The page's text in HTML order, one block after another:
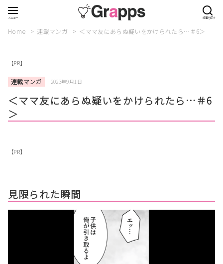
Home 連載マンガ ＜ママ友にあらぬ疑いをかけられたら…＃6＞
【PR】
連載マンガ 2023年9月1日
＜ママ友にあらぬ疑いをかけられたら…＃6
＞
【PR】
見限られた瞬間